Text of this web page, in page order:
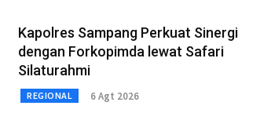
Kapolres Sampang Perkuat Sinergi
dengan Forkopimda lewat Safari
Silaturahmi
REGIONAL 6 Agt 2026